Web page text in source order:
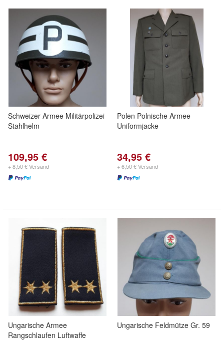
Schweizer Armee Militärpolizei
Stahlhelm
109,95 €
+ 8,50 € Versand
Polen Polnische Armee
Uniformjacke
34,95 €
+ 6,50 € Versand
Ungarische Armee
Rangschlaufen Luftwaffe
Ungarische Feldmütze Gr. 59